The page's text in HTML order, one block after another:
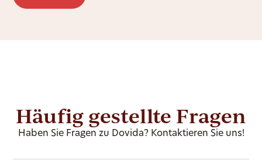
Häufig gestellte Fragen
Haben Sie Fragen zu Dovida? Kontaktieren Sie uns!